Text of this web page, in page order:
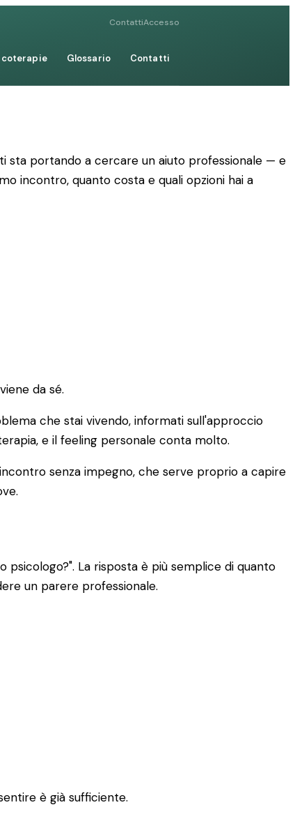
ContattiAccesso
Glossario Contatti
sta portando a cercare un aiuto professionale — e
incontro, quanto costa e quali opzioni hai a
da sé.
che stai vivendo, informati sull'approccio
e il feeling personale conta molto.
senza impegno, che serve proprio a capire
La risposta è più semplice di quanto
un parere professionale.
è già sufficiente.